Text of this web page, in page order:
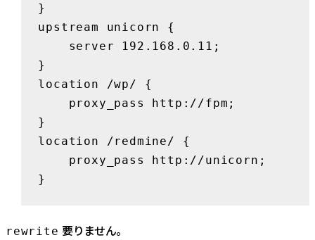
}
upstream unicorn {
}
location /wp/ {
}
location /redmine/ {
}
rewrite 要りません。